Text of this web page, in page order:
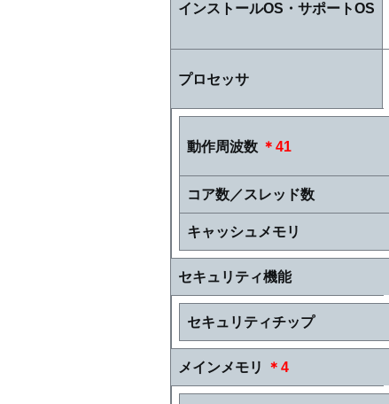
インストールOS・サポートOS
プロセッサ
動作周波数 ＊41
コア数／スレッド数
キャッシュメモリ
セキュリティ機能
セキュリティチップ
メインメモリ ＊4